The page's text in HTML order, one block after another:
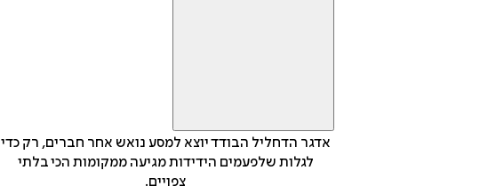
אדגר הדחליל הבודד יוצא למסע נואש אחר חברים, רק כדי
לגלות שלפעמים הידידות מגיעה ממקומות הכי בלתי
צפויים.